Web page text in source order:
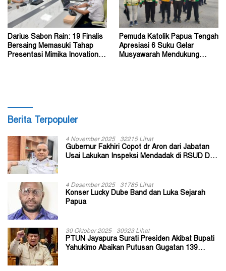
Darius Sabon Rain: 19 Finalis
Bersaing Memasuki Tahap
Presentasi Mimika Inovation
Pemuda Katolik Papua Tengah
Apresiasi 6 Suku Gelar
Musyawarah Mendukung
Berita Terpopuler
4 November 2025 32215 Lihat
Gubernur Fakhiri Copot dr Aron dari Jabatan
Usai Lakukan Inspeksi Mendadak di RSUD Dok
4 Desember 2025 31785 Lihat
Konser Lucky Dube Band dan Luka Sejarah
Papua
30 Oktober 2025 30923 Lihat
PTUN Jayapura Surati Presiden Akibat Bupati
Yahukimo Abaikan Putusan Gugatan 139